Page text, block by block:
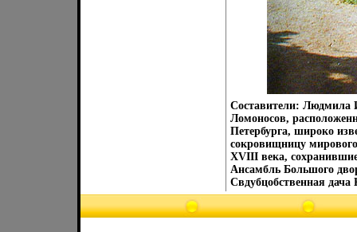
Составители: Людмила
Ломоносов,
Петербурга, широко
сокровищницу
XVIII века,
Ансамбль Большого
Свдубцобственная